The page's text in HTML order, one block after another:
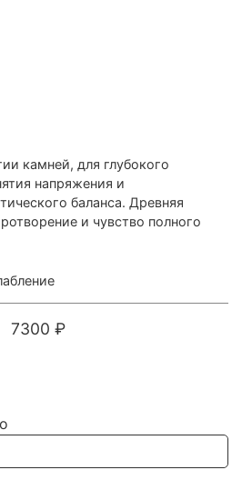
камней, для глубокого
напряжения и
баланса. Древняя
и чувство полного
7300 ₽